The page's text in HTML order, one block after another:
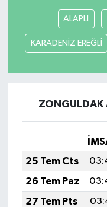
ALAPLI
KARADENİZ EREĞLİ
ZONGULDAK
25 Tem Cts
26 Tem Paz
27 Tem Pts